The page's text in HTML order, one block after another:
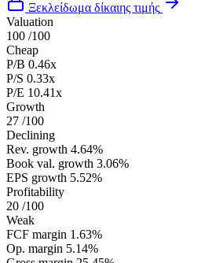
Ξεκλείδωμα δίκαιης τιμής
Valuation
100 /100
Cheap
P/B 0.46x
P/S 0.33x
P/E 10.41x
Growth
27 /100
Declining
Rev. growth 4.64%
Book val. growth 3.06%
EPS growth 5.52%
Profitability
20 /100
Weak
FCF margin 1.63%
Op. margin 5.14%